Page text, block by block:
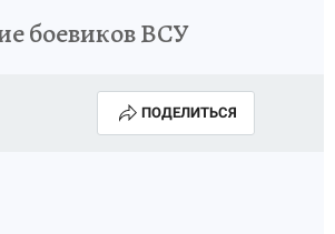
боевиков ВСУ
ПОДЕЛИТЬСЯ